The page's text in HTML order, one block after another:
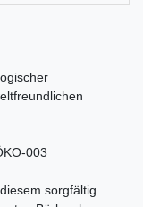
003
sorgfältig